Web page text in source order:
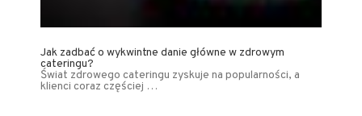
Jak zadbać o wykwintne danie główne w zdrowym
cateringu?
Świat zdrowego cateringu zyskuje na popularności, a
klienci coraz częściej …